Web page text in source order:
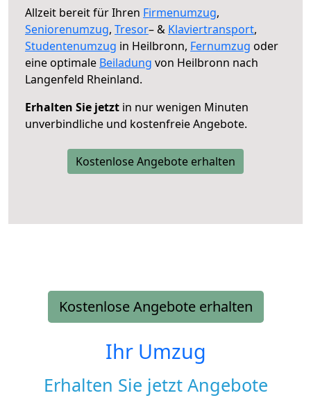
Allzeit bereit für Ihren Firmenumzug,
Seniorenumzug, Tresor– & Klaviertransport,
Studentenumzug in Heilbronn, Fernumzug oder
eine optimale Beiladung von Heilbronn nach
Langenfeld Rheinland.
Erhalten Sie jetzt in nur wenigen Minuten
unverbindliche und kostenfreie Angebote.
Kostenlose Angebote erhalten
Kostenlose Angebote erhalten
Ihr Umzug
Erhalten Sie jetzt Angebote